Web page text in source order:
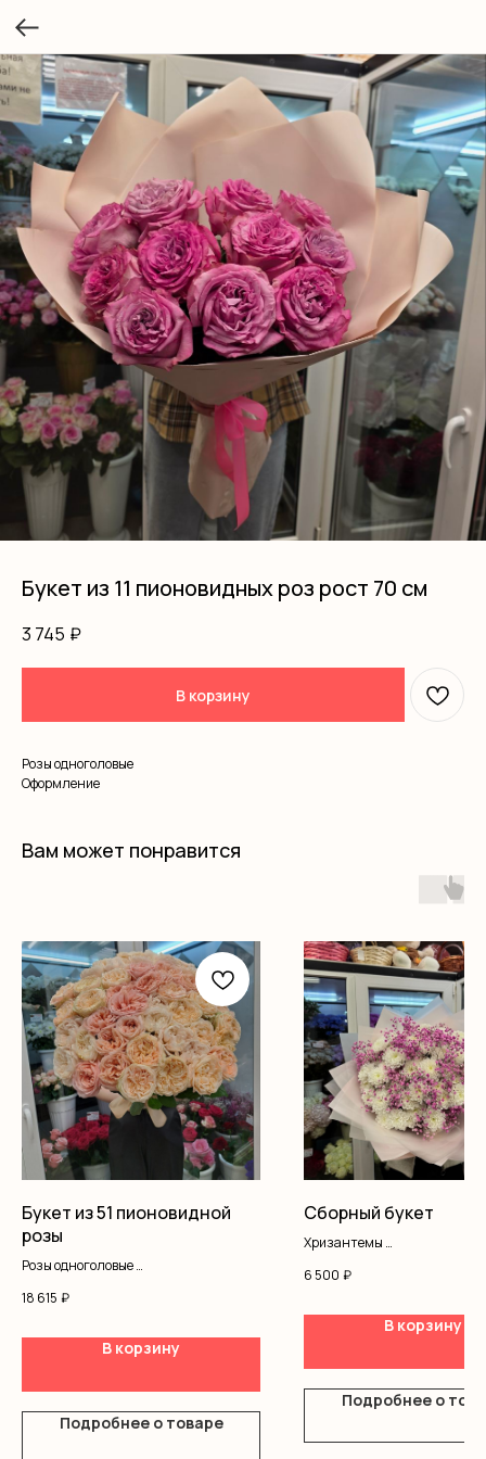
Букет из 11 пионовидных роз рост 70 см
3 745 ₽
В корзину
Розы одноголовые
Оформление
Вам может понравится
Букет из 51 пионовидной
розы
Розы одноголовые
18 615 ₽
В корзину
Подробнее о товаре
Сборный букет
Хризантемы
Оформление
6 500 ₽
В корзину
Подробнее о